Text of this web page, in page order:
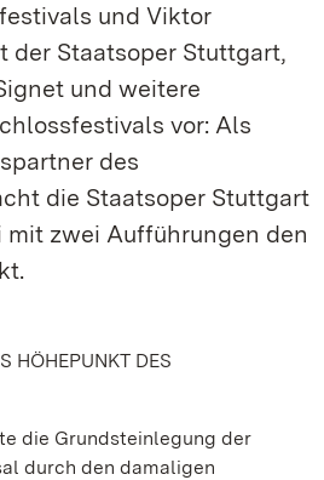
und Viktor
der Staatsoper Stuttgart,
und weitere
vor: Als
des
die Staatsoper Stuttgart
mit zwei Aufführungen den
HÖHEPUNKT DES
die Grundsteinlegung der
durch den damaligen